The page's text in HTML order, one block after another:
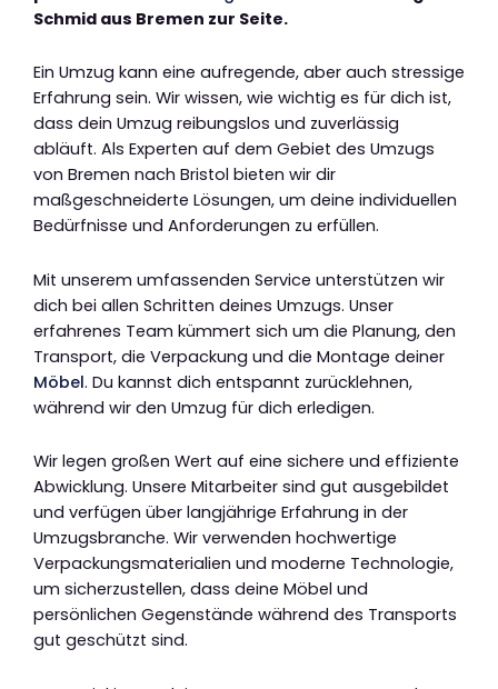
Schmid aus Bremen zur Seite.
Ein Umzug kann eine aufregende, aber auch stressige
Erfahrung sein. Wir wissen, wie wichtig es für dich ist,
dass dein Umzug reibungslos und zuverlässig
abläuft. Als Experten auf dem Gebiet des Umzugs
von Bremen nach Bristol bieten wir dir
maßgeschneiderte Lösungen, um deine individuellen
Bedürfnisse und Anforderungen zu erfüllen.
Mit unserem umfassenden Service unterstützen wir
dich bei allen Schritten deines Umzugs. Unser
erfahrenes Team kümmert sich um die Planung, den
Transport, die Verpackung und die Montage deiner
Möbel. Du kannst dich entspannt zurücklehnen,
während wir den Umzug für dich erledigen.
Wir legen großen Wert auf eine sichere und effiziente
Abwicklung. Unsere Mitarbeiter sind gut ausgebildet
und verfügen über langjährige Erfahrung in der
Umzugsbranche. Wir verwenden hochwertige
Verpackungsmaterialien und moderne Technologie,
um sicherzustellen, dass deine Möbel und
persönlichen Gegenstände während des Transports
gut geschützt sind.